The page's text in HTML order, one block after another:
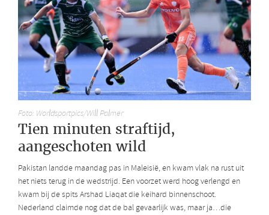
Foto: Worldsportpics/Will Palmer
Tien minuten straftijd,
aangeschoten wild
Pakistan landde maandag pas in Maleisië, en kwam vlak na rust uit
het niets terug in de wedstrijd. Een voorzet werd hoog verlengd en
kwam bij de spits Arshad Liaqat die keihard binnenschoot.
Nederland claimde nog dat de bal gevaarlijk was, maar ja…die